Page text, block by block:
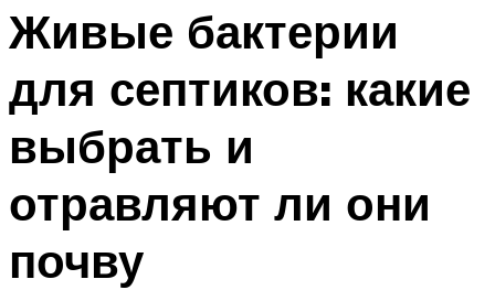
Живые бактерии
для септиков: какие
выбрать и
отравляют ли они
почву